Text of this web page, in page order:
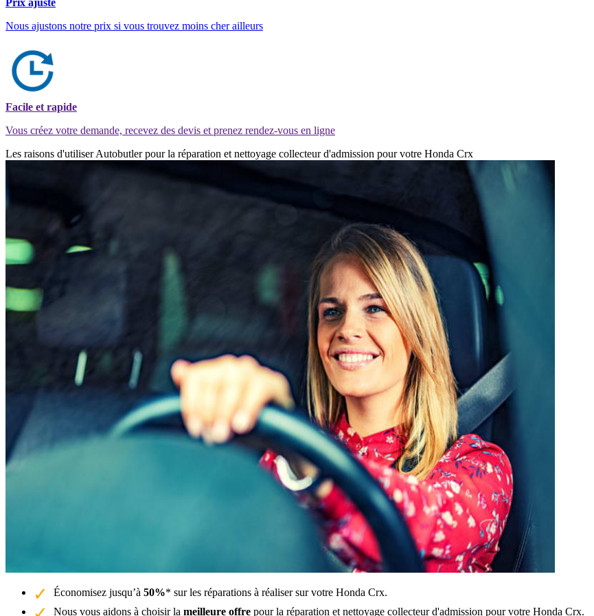
Nous ajustons notre prix si vous trouvez moins cher ailleurs
Facile et rapide
Vous créez votre demande, recevez des devis et prenez rendez-vous en ligne
Les raisons d'utiliser Autobutler pour la réparation et nettoyage collecteur d'admission pour votre Honda Crx
Économisez jusqu’à 50%* sur les réparations à réaliser sur votre Honda Crx.
Nous vous aidons à choisir la meilleure offre pour la réparation et nettoyage collecteur d'admission pour votre Honda Crx.